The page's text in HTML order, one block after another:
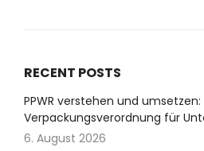
RECENT POSTS
PPWR verstehen und
Verpackungsverordnung für
6. August 2026